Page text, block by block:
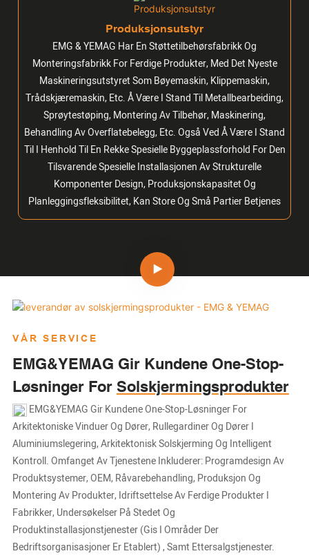
Produksjonsutstyr
EMG & YEMAG Har En Støttetilbehørsfabrikk Og
Monteringsfabrikk For Ferdige Produkter, Med Det Nyeste
Maskineringsutstyret Som Bøyemaskin, Klippemaskin,
Trådskjæremaskin, Etc. Å Være I Stand Til Metallbearbeiding,
Sprøytestøping, Montering Av Tilbehør, Maskinering,
Behandling Av Overflatebelegg, Etc. Også Ved Å Være I Stand
Til I Henhold Til En Rekke Spesielle Byggeplassforhold For Den
Tilsvarende Spesielle Installasjonen Av Strukturelle
Komponenter Design, Produksjonskapasitet Og
Planleggingsfleksibilitet, Kan Store Og Små Partier Betjenes
VÅR SERVICE
EMG&YEMAG Gir Kundene One-Stop-
Løsninger For Solskjermingsprodukter
EMG&YEMAG Gir Kundene One-Stop-Løsninger For
Arkitektoniske Vinduer Og Dører, Rullegardiner Og Dører I
Aluminiumslegering, Arkitektonisk Solskjerming Og Intelligent
Kontroll. Omfanget Av Tjenestene Inkluderer: Programdesign Av
Produktsystemer, OEM, Råvarebehandling, Produksjon Og
Montering Av Produkter, Idriftsettelse Av Ferdige Produkter I
Fabrikker, Undersøkelser På Stedet Og
Produktinstallasjonstjenester (gis I Områder Der
Bedriftsorganisasjoner Er Etablert) , Samt Ettersalgstjenester.